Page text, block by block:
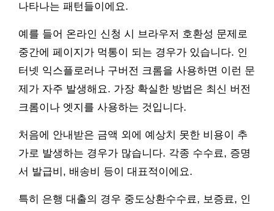
나타나는 패턴들이에요.
예를 들어 온라인 신청 시 브라우저 호환성 문제로
중간에 페이지가 먹통이 되는 경우가 있습니다. 인
터넷 익스플로러나 구버전 크롬을 사용하면 이런 문
제가 자주 발생해요. 가장 확실한 방법은 최신 버전
크롬이나 엣지를 사용하는 것입니다.
처음에 안내받은 금액 외에 예상치 못한 비용이 추
가로 발생하는 경우가 많습니다. 각종 수수료, 증명
서 발급비, 배송비 등이 대표적이에요.
특히 은행 대출의 경우 중도상환수수료, 보증료, 인